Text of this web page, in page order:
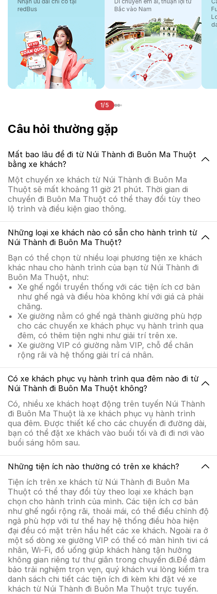
redBus
Bắc vào Nam
1/5
Câu hỏi thường gặp
Mất bao lâu để đi từ Núi Thành đi Buôn Ma Thuột
bằng xe khách?
Một chuyến xe khách từ Núi Thành đi Buôn Ma
Thuột sẽ mất khoảng 11 giờ 21 phút. Thời gian di
chuyển đi Buôn Ma Thuột có thể thay đổi tùy theo
lộ trình và điều kiện giao thông.
Những loại xe khách nào có sẵn cho hành trình từ
Núi Thành đi Buôn Ma Thuột?
Bạn có thể chọn từ nhiều loại phương tiện xe khách
khác nhau cho hành trình của bạn từ Núi Thành đi
Buôn Ma Thuột, như:
Xe ghế ngồi truyền thống với các tiện ích cơ bản
như ghế ngả và điều hòa không khí với giá cả phải
chăng.
Xe giường nằm có ghế ngả thành giường phù hợp
cho các chuyến xe khách phục vụ hành trình qua
đêm, có thêm tiện nghi như giải trí trên xe.
Xe giường VIP có giường nằm VIP, chỗ để chân
rộng rãi và hệ thống giải trí cá nhân.
Có xe khách phục vụ hành trình qua đêm nào đi từ
Núi Thành đi Buôn Ma Thuột không?
Có, nhiều xe khách hoạt động trên tuyến Núi Thành
đi Buôn Ma Thuột là xe khách phục vụ hành trình
qua đêm. Được thiết kế cho các chuyến đi đường dài,
bạn có thể đặt xe khách vào buổi tối và đi đi nơi vào
buổi sáng hôm sau.
Những tiện ích nào thường có trên xe khách?
Tiện ích trên xe khách từ Núi Thành đi Buôn Ma
Thuột có thể thay đổi tùy theo loại xe khách bạn
chọn cho hành trình của mình. Các tiện ích cơ bản
như ghế ngồi rộng rãi, thoải mái, có thể điều chỉnh độ
ngả phù hợp với tư thế hay hệ thống điều hòa hiện
đại đều có mặt trên hầu hết các xe khách. Ngoài ra ở
một số dòng xe giường VIP có thể có màn hình tivi cá
nhân, Wi-Fi, đồ uống giúp khách hàng tận hưởng
không gian riêng tư thư giãn trong chuyến đi.Để đảm
bảo trải nghiệm trọn vẹn, quý khách vui lòng kiểm tra
danh sách chi tiết các tiện ích đi kèm khi đặt vé xe
khách từ Núi Thành đi Buôn Ma Thuột trực tuyến.